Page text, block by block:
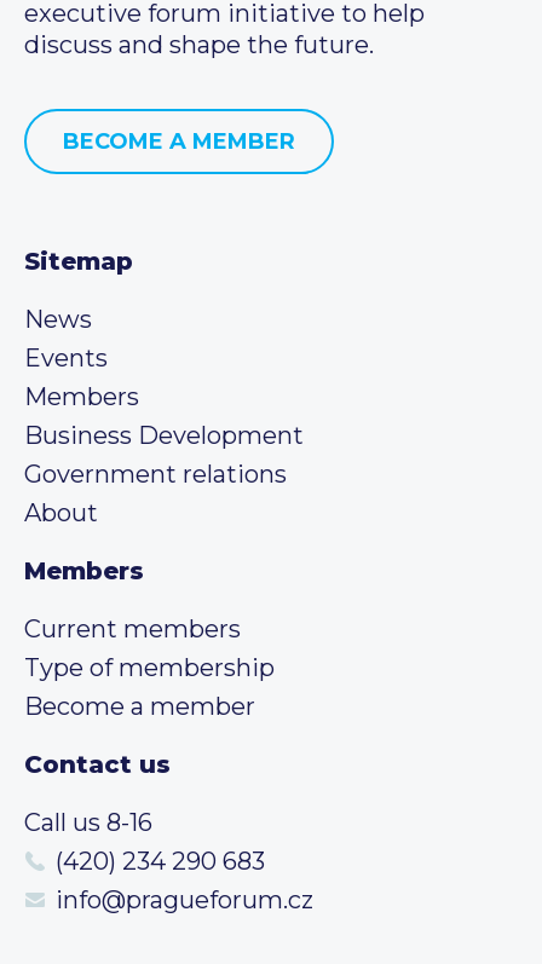
executive forum initiative to help
discuss and shape the future.
BECOME A MEMBER
Sitemap
News
Events
Members
Business Development
Government relations
About
Members
Current members
Type of membership
Become a member
Contact us
Call us 8-16
(420) 234 290 683
info@pragueforum.cz